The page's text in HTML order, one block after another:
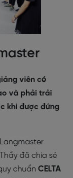
viên có
và phải trải
khi được đứng
đã chia sẻ
chuẩn CELTA